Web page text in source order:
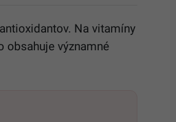
Na vitamíny
obsahuje významné